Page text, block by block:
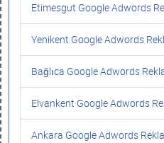
Etimesgut Google Adwords
Yenikent Google Adwords
Bağlıca Google Adwords
Elvankent Google Adwords
Ankara Google Adwords